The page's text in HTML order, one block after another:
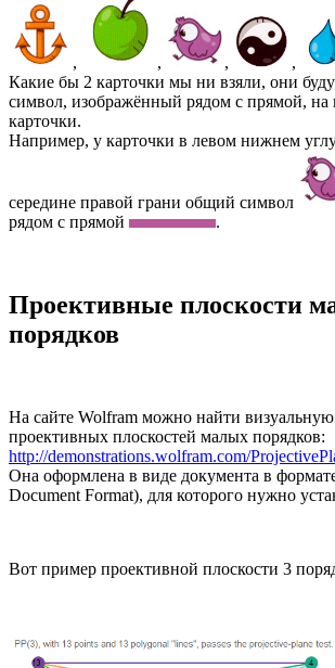
, , , ,
Какие бы 2 карточки мы ни взяли, они
символ, изображённый рядом с прямой, на
карточки.
Например, у карточки в левом нижнем
середине правой грани общий символ
рядом с прямой
.
Проективные плоскости
порядков
На сайте Wolfram можно найти
проективных плоскостей малых порядков:
http://demonstrations.wolfram.com/
Она оформлена в виде документа в
Document Format), для которого нужно
Вот пример проективной плоскости 3